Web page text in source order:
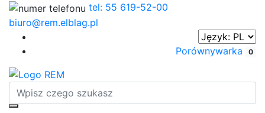
tel: 55 619-52-00
biuro@rem.elblag.pl
Porównywarka 0